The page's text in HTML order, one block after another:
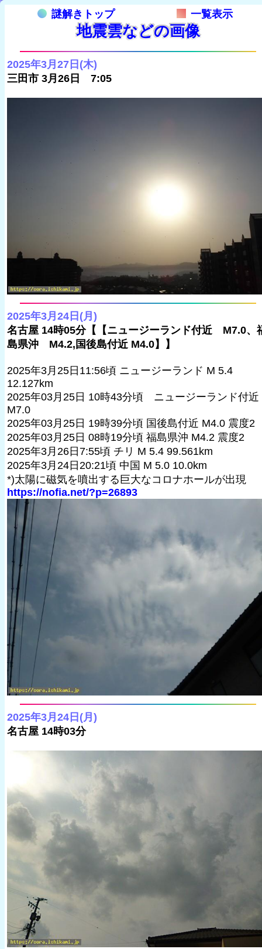
謎解きトップ 一覧表示
地震雲などの画像
2025年3月27日(木)
三田市 3月26日 7:05
2025年3月24日(月)
名古屋 14時05分【【ニュージーランド付近 M7.0、
島県沖 M4.2,国後島付近 M4.0】】
2025年3月25日11:56頃 ニュージーランド M 5.4
12.127km
2025年03月25日 10時43分頃 ニュージーランド付近
M7.0
2025年03月25日 19時39分頃 国後島付近 M4.0 震度2
2025年03月25日 08時19分頃 福島県沖 M4.2 震度2
2025年3月26日7:55頃 チリ M 5.4 99.561km
2025年3月24日20:21頃 中国 M 5.0 10.0km
*)太陽に磁気を噴出する巨大なコロナホールが出現
https://nofia.net/?p=26893
2025年3月24日(月)
名古屋 14時03分